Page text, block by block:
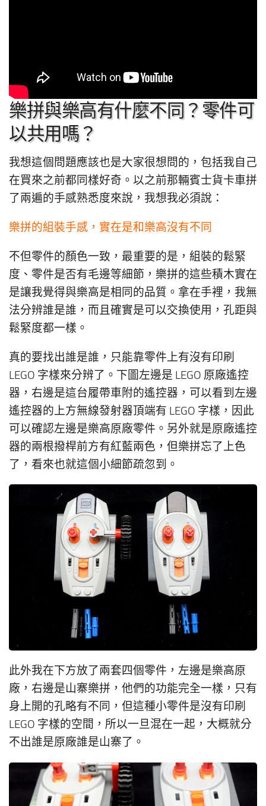
樂拼與樂高有什麼不同？零件可
以共用嗎？
我想這個問題應該也是大家很想問的，包括我自己
在買來之前都同樣好奇。以之前那輛賓士貨卡車拼
了兩遍的手感熟悉度來說，我想我必須說：
樂拼的組裝手感，實在是和樂高沒有不同
不但零件的顏色一致，最重要的是，組裝的鬆緊
度、零件是否有毛邊等細節，樂拼的這些積木實在
是讓我覺得與樂高是相同的品質。拿在手裡，我無
法分辨誰是誰，而且確實是可以交換使用，孔距與
鬆緊度都一樣。
真的要找出誰是誰，只能靠零件上有沒有印刷
LEGO 字樣來分辨了。下圖左邊是 LEGO 原廠遙控
器，右邊是這台履帶車附的遙控器，可以看到左邊
遙控器的上方無線發射器頂端有 LEGO 字樣，因此
可以確認左邊是樂高原廠零件。另外就是原廠遙控
器的兩根撥桿前方有紅藍兩色，但樂拼忘了上色
了，看來也就這個小細節疏忽到。
此外我在下方放了兩套四個零件，左邊是樂高原
廠，右邊是山寨樂拼，他們的功能完全一樣，只有
身上開的孔略有不同，但這種小零件是沒有印刷
LEGO 字樣的空間，所以一旦混在一起，大概就分
不出誰是原廠誰是山寨了。